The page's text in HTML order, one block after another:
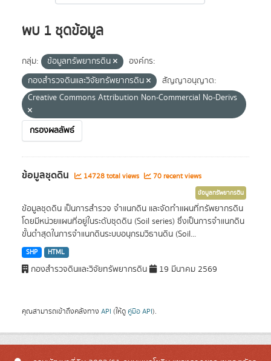
พบ 1 ชุดข้อมูล
กลุ่ม: ข้อมูลทรัพยากรดิน
องค์กร:
กองสำรวจดินและวิจัยทรัพยากรดิน
สัญญาอนุญาต:
Creative Commons Attribution Non-Commercial No-Derivs
กรองผลลัพธ์
ข้อมูลชุดดิน 14728 total views 70 recent views
ข้อมูลทรัพยากรดิน
ข้อมูลชุดดิน เป็นการสำรวจ จำแนกดิน และจัดทำแผนที่ทรัพยากรดิน
โดยมีหน่วยแผนที่อยู่ในระดับชุดดิน (Soil series) ซึ่งเป็นการจำแนกดิน
ขั้นต่ำสุดในการจำแนกดินระบบอนุกรมวิธานดิน (Soil...
SHP HTML
กองสำรวจดินและวิจัยทรัพยากรดิน 19 มีนาคม 2569
คุณสามารถเข้าถึงคลังทาง API (ให้ดู คู่มือ API).